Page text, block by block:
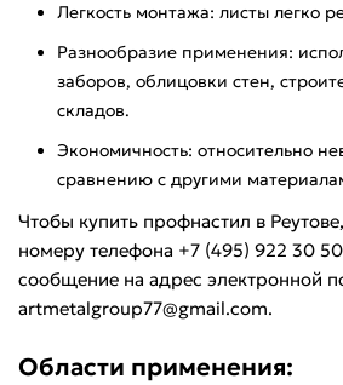
Легкость монтажа: листы легко
Разнообразие применения:
заборов, облицовки стен,
складов.
Экономичность: относительно
сравнению с другими
Чтобы купить профнастил в
номеру телефона +7 (495) 922 30
сообщение на адрес электронной
artmetalgroup77@gmail.com.
Области применения: